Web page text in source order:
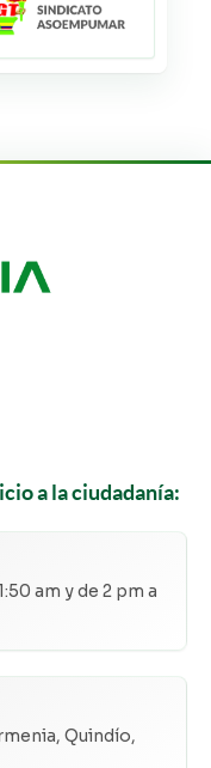
a la ciudadanía:
am y de 2 pm a
Quindío,